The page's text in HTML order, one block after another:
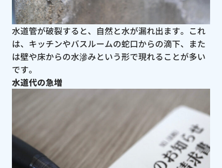
水道管が破裂すると、自然と水が漏れ出ます。これ
は、キッチンやバスルームの蛇口からの滴下、また
は壁や床からの水滲みという形で現れることが多い
です。
水道代の急増